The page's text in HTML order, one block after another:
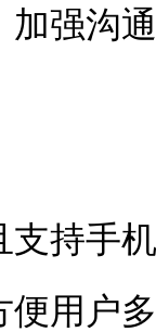
强沟
持手
用户